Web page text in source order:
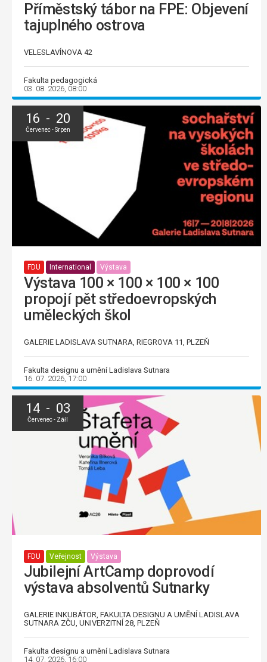
Příměstský tábor na FPE: Objevení
tajuplného ostrova
VELESLAVÍNOVA 42
Fakulta pedagogická
03. 08. 2026, 08:00
16 - 20
Červenec - Srpen
FDU International Výstava
Výstava 100 × 100 × 100 × 100
propojí pět středoevropských
uměleckých škol
GALERIE LADISLAVA SUTNARA, RIEGROVA 11, PLZEŇ
Fakulta designu a umění Ladislava Sutnara
16. 07. 2026, 17:00
14 - 03
Červenec - Září
FDU Veřejnost Výstava
Jubilejní ArtCamp doprovodí
výstava absolventů Sutnarky
GALERIE INKUBÁTOR, FAKULTA DESIGNU A UMĚNÍ LADISLAVA
SUTNARA ZČU, UNIVERZITNÍ 28, PLZEŇ
Fakulta designu a umění Ladislava Sutnara
14. 07. 2026, 16:00